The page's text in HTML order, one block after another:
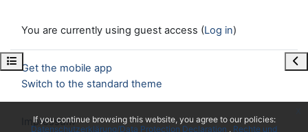
If you continue browsing this website, you agree to our policies:
Datenschutzerklärung/Data Protection Declaration
Rechte und
Open course index
You are currently using guest access (Log in)
Get the mobile app
Switch to the standard theme
Impressum